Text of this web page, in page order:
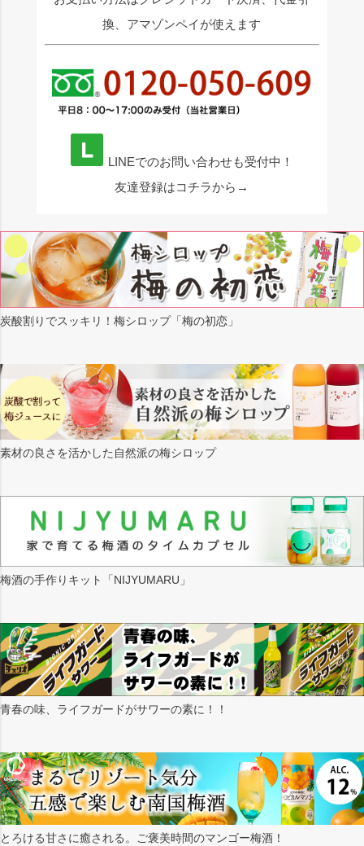
換、アマゾンペイが使えます
LINEでのお問い合わせも受付中！
友達登録はコチラから→
炭酸割りでスッキリ！梅シロップ「梅の初恋」
素材の良さを活かした自然派の梅シロップ
梅酒の手作りキット「NIJYUMARU」
青春の味、ライフガードがサワーの素に！！
とろける甘さに癒される。ご褒美時間のマンゴー梅酒！